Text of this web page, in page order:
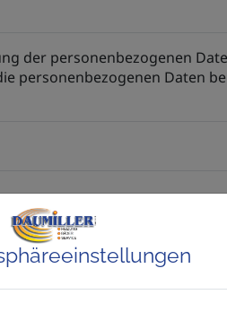
der personenbezogenen
personenbezogenen Daten